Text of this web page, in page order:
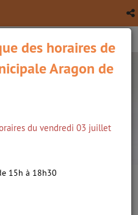
recherche avancée
des horaires de
Aragon de
du vendredi 03 juillet
15h à 18h30